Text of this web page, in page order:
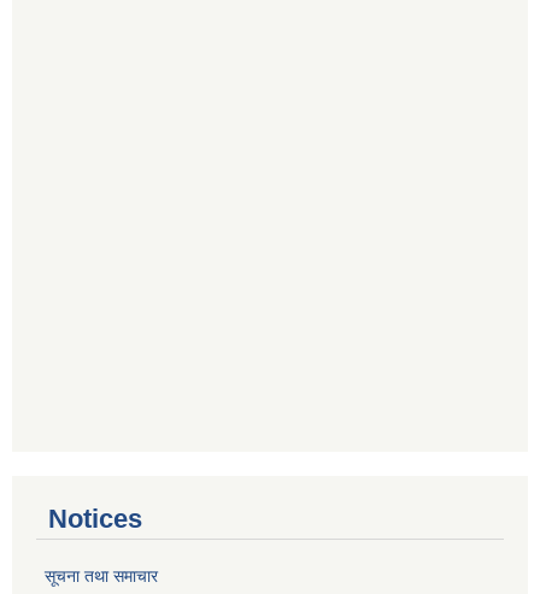
Notices
सूचना तथा समाचार